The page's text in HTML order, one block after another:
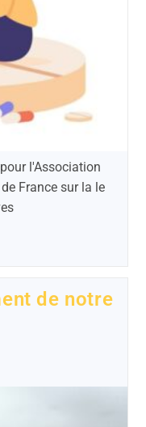
l'Association
France sur la le
de notre